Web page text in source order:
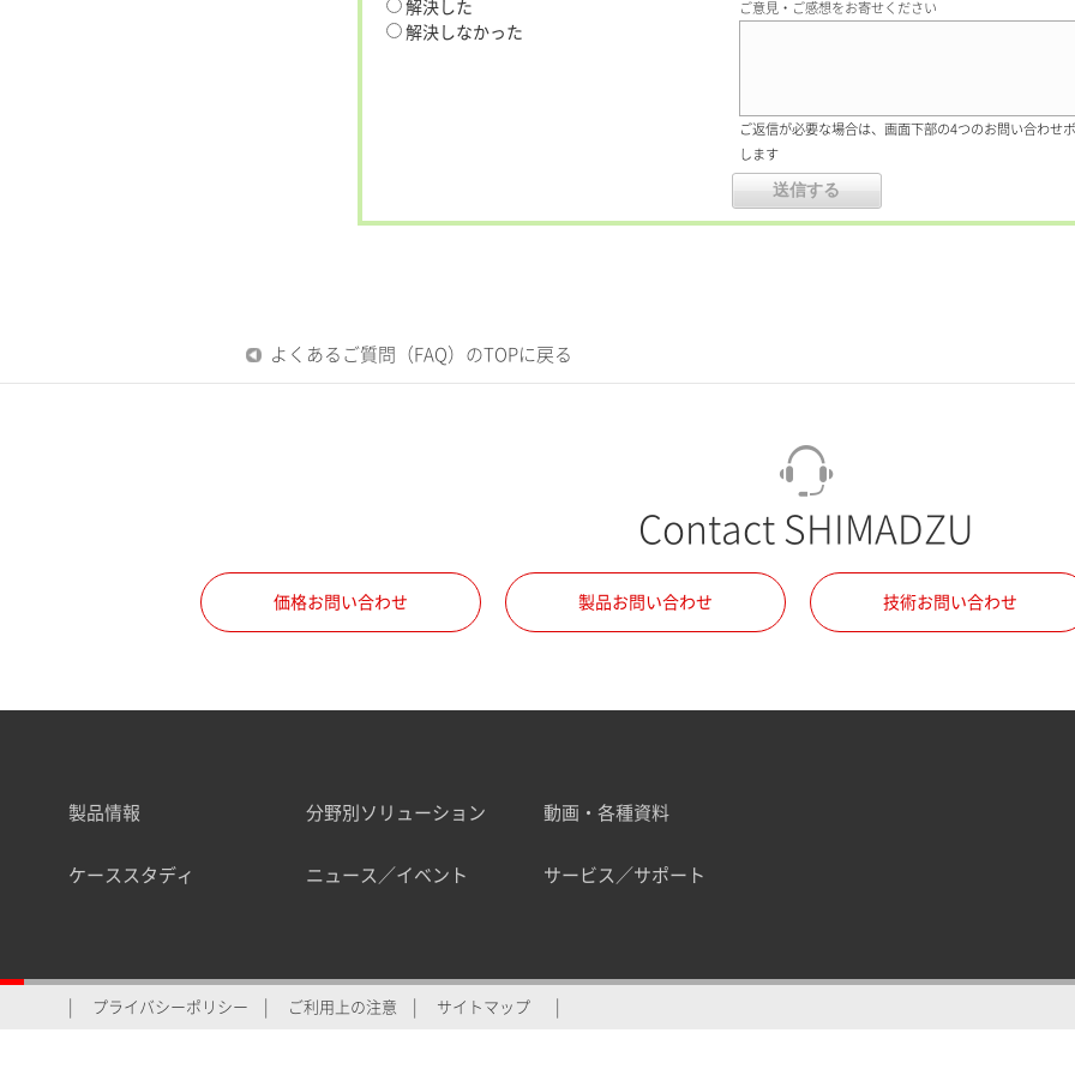
解決した
解決しなかった
ご意見・ご感想をお寄せください
ご返信が必要な場合は、画面下部の4つのお問い合わせ
します
よくあるご質問（FAQ）のTOPに戻る
Contact SHIMADZU
価格お問い合わせ 製品お問い合わせ 技術お問い合わせ
製品情報 分野別ソリューション 動画・各種資料
ケーススタディ ニュース／イベント サービス／サポート
プライバシーポリシー ご利用上の注意 サイトマップ